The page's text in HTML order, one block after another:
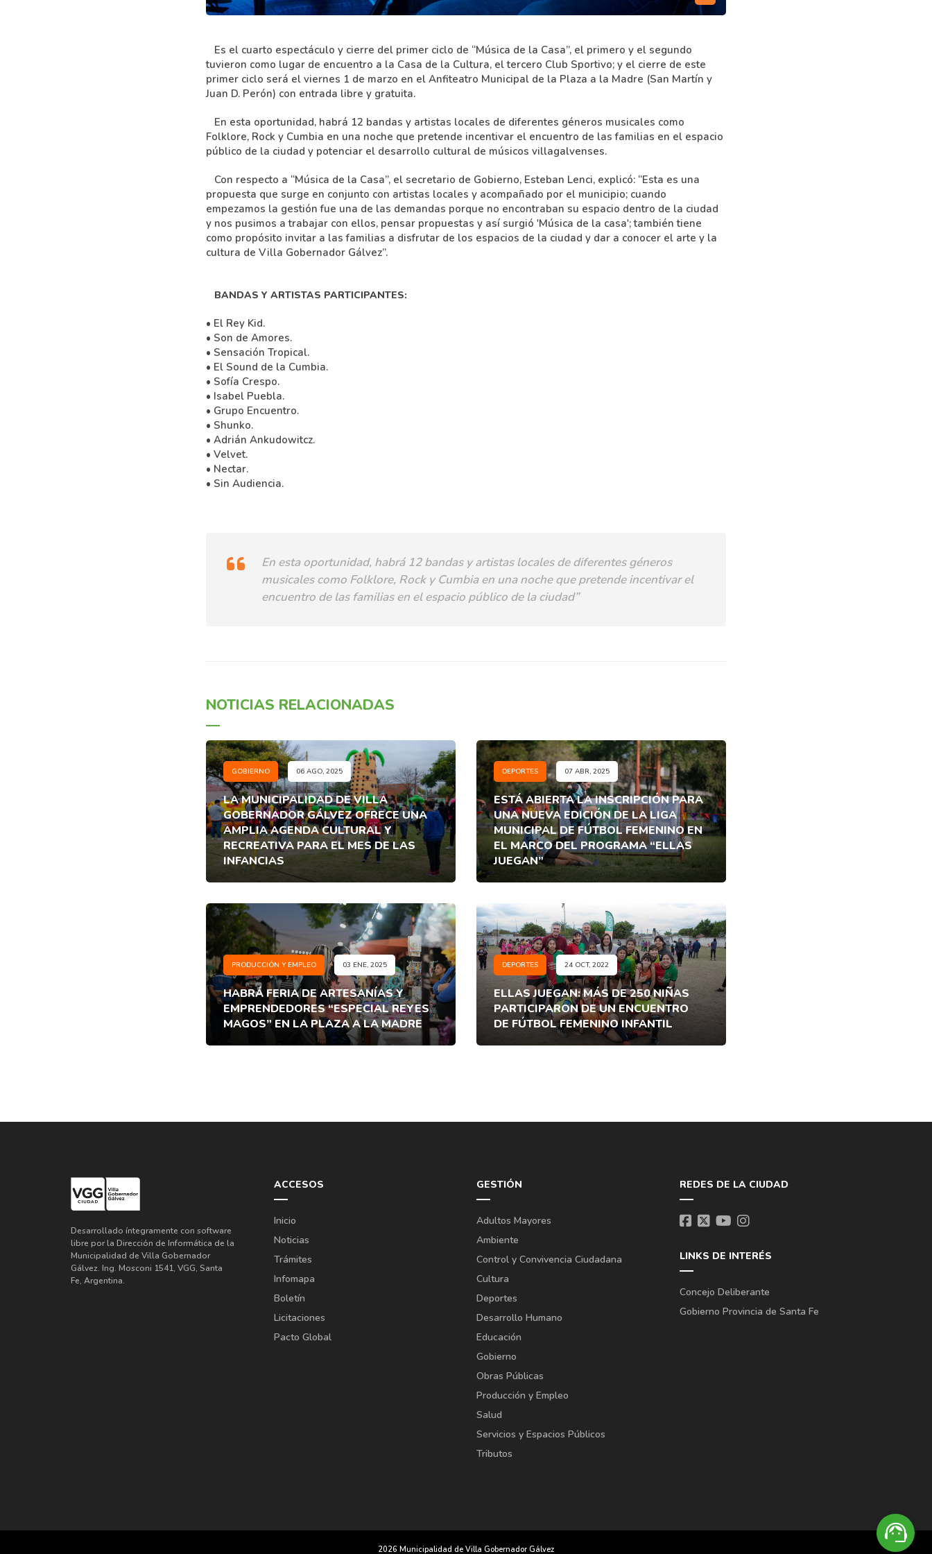
support_agent
Es el cuarto espectáculo y cierre del primer ciclo de “Música de la Casa”, el primero y el segundo
tuvieron como lugar de encuentro a la Casa de la Cultura, el tercero Club Sportivo; y el cierre de este
primer ciclo será el viernes 1 de marzo en el Anfiteatro Municipal de la Plaza a la Madre (San Martín y
Juan D. Perón) con entrada libre y gratuita.
En esta oportunidad, habrá 12 bandas y artistas locales de diferentes géneros musicales como
Folklore, Rock y Cumbia en una noche que pretende incentivar el encuentro de las familias en el espacio
público de la ciudad y potenciar el desarrollo cultural de músicos villagalvenses.
Con respecto a “Música de la Casa”, el secretario de Gobierno, Esteban Lenci, explicó: “Esta es una
propuesta que surge en conjunto con artistas locales y acompañado por el municipio; cuando
empezamos la gestión fue una de las demandas porque no encontraban su espacio dentro de la ciudad
y nos pusimos a trabajar con ellos, pensar propuestas y así surgió 'Música de la casa'; también tiene
como propósito invitar a las familias a disfrutar de los espacios de la ciudad y dar a conocer el arte y la
cultura de Villa Gobernador Gálvez”.
BANDAS Y ARTISTAS PARTICIPANTES:
• El Rey Kid.
• Son de Amores.
• Sensación Tropical.
• El Sound de la Cumbia.
• Sofía Crespo.
• Isabel Puebla.
• Grupo Encuentro.
• Shunko.
• Adrián Ankudowitcz.
• Velvet.
• Nectar.
• Sin Audiencia.
En esta oportunidad, habrá 12 bandas y artistas locales de diferentes géneros
musicales como Folklore, Rock y Cumbia en una noche que pretende incentivar el
encuentro de las familias en el espacio público de la ciudad”
NOTICIAS RELACIONADAS
GOBIERNO 06 AGO, 2025
LA MUNICIPALIDAD DE VILLA
GOBERNADOR GÁLVEZ OFRECE UNA
AMPLIA AGENDA CULTURAL Y
RECREATIVA PARA EL MES DE LAS
INFANCIAS
DEPORTES 07 ABR, 2025
ESTÁ ABIERTA LA INSCRIPCIÓN PARA
UNA NUEVA EDICIÓN DE LA LIGA
MUNICIPAL DE FÚTBOL FEMENINO EN
EL MARCO DEL PROGRAMA “ELLAS
JUEGAN”
PRODUCCIÓN Y EMPLEO 03 ENE, 2025
HABRÁ FERIA DE ARTESANÍAS Y
EMPRENDEDORES “ESPECIAL REYES
MAGOS” EN LA PLAZA A LA MADRE
DEPORTES 24 OCT, 2022
ELLAS JUEGAN: MÁS DE 250 NIÑAS
PARTICIPARON DE UN ENCUENTRO
DE FÚTBOL FEMENINO INFANTIL
Desarrollado íntegramente con software
libre por la Dirección de Informática de la
Municipalidad de Villa Gobernador
Gálvez. Ing. Mosconi 1541, VGG, Santa
Fe, Argentina.
ACCESOS
Inicio
Noticias
Trámites
Infomapa
Boletín
Licitaciones
Pacto Global
GESTIÓN
Adultos Mayores
Ambiente
Control y Convivencia Ciudadana
Cultura
Deportes
Desarrollo Humano
Educación
Gobierno
Obras Públicas
Producción y Empleo
Salud
Servicios y Espacios Públicos
Tributos
REDES DE LA CIUDAD
LINKS DE INTERÉS
Concejo Deliberante
Gobierno Provincia de Santa Fe
2026 Municipalidad de Villa Gobernador Gálvez